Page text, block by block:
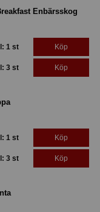
Enbärsskog
1 st Köp
3 st Köp
1 st Köp
3 st Köp